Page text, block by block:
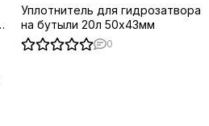
Уплотнитель для гидрозатвора
на бутыли 20л 50х43мм
0